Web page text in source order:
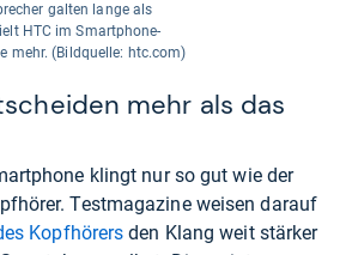
galten lange als
HTC im Smartphone-
mehr. (Bildquelle: htc.com)
mehr als das
klingt nur so gut wie der
Testmagazine weisen darauf
Kopfhörers den Klang weit stärker